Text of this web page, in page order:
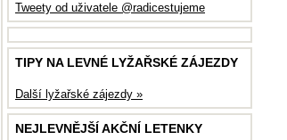
Tweety od uživatele @radicestujeme
TIPY NA LEVNÉ LYŽAŘSKÉ ZÁJEZDY
Další lyžařské zájezdy »
NEJLEVNĚJŠÍ AKČNÍ LETENKY